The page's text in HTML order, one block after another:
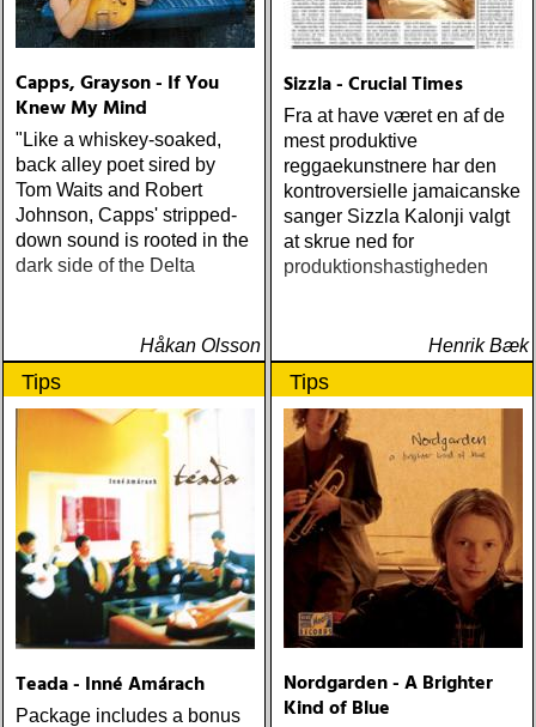
Grace (Sam Baker Music)
Guy Clark My Favorite
Richard Lindgren Driftwood
(Rootsy) Chip Taylor Block
Out The Sirens Of This
Lonely World (Trainwreck)
Nick Cave & The Bad
Seeds Push The Sky Away
(Bad Seed) Andi Almqvist
Warsaw Holiday (Rootsy)
Unheard Studio Sessions &
Demos 1971-1972
(Omnivore) Naturligtvis
borde alla årets Rootsy-
plattor vara med på listan,
men jag har istället valt att
bara lista de plattor jag
lyssnat på väsentligt mycket
mer än vad tjänsten kräver
Capps, Grayson - If You
Knew My Mind
"Like a whiskey-soaked,
back alley poet sired by
Tom Waits and Robert
Johnson, Capps' stripped-
down sound is rooted in the
dark side of the Delta
Håkan Olsson
Sizzla - Crucial Times
Fra at have været en af de
mest produktive
reggaekunstnere har den
kontroversielle jamaicanske
sanger Sizzla Kalonji valgt
at skrue ned for
produktionshastigheden
Henrik Bæk
Tips
Teada - Inné Amárach
Package includes a bonus
Tips
Nordgarden - A Brighter
Kind of Blue